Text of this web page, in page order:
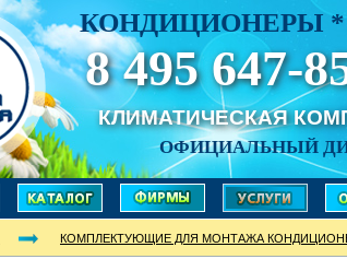
КОНДИЦИОНЕРЫ
8 495 647-
КЛИМАТИЧЕСКАЯ
ОФИЦИАЛЬНЫЙ
КОМПЛЕКТУЮЩИЕ ДЛЯ МОНТАЖА